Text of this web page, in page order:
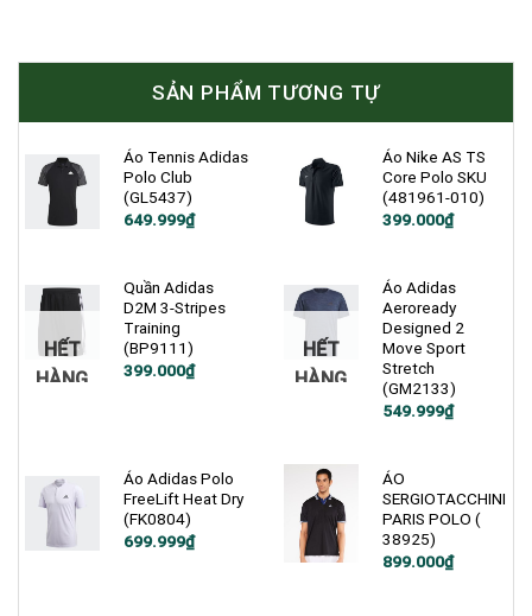
SẢN PHẨM TƯƠNG TỰ
Áo Tennis Adidas
Polo Club
(GL5437)
Giá
649.999₫
Giá
649.999₫.
Áo Nike AS TS
Core Polo SKU
(481961-010)
Giá
399.000₫
Giá
399.000₫.
HẾT
HÀNG
Quần Adidas
D2M 3-Stripes
Training
(BP9111)
Giá
399.000₫
Giá
HẾT
HÀNG
Áo Adidas
Aeroready
Designed 2
Move Sport
Stretch
(GM2133)
Giá
549.999₫
Giá
549.999₫.
Áo Adidas Polo
FreeLift Heat Dry
(FK0804)
Giá
699.999₫
Giá
ÁO
SERGIOTACCHINI
PARIS POLO (
38925)
899.000₫